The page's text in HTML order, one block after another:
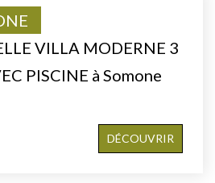
VILLA MODERNE 3
PISCINE à Somone
DÉCOUVRIR